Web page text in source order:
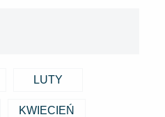
LUTY
KWIECIEŃ